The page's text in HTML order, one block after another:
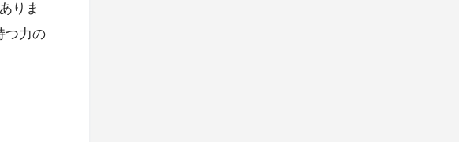
りま
つ力の